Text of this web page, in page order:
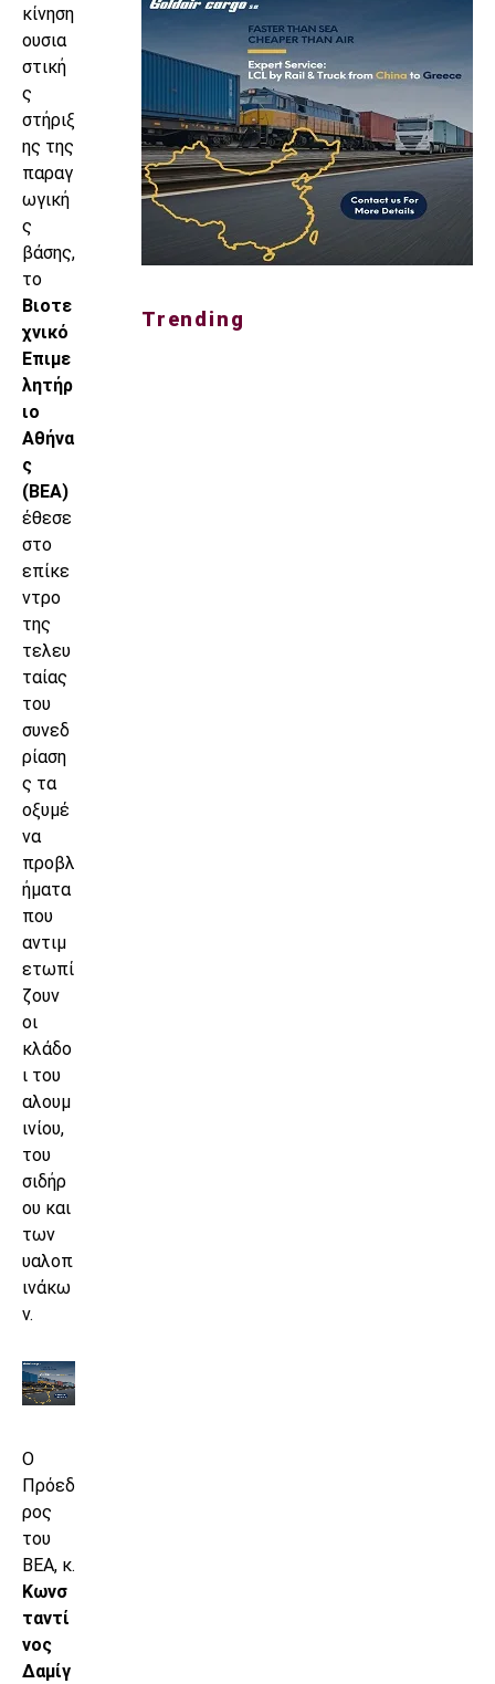
κίνηση
ουσια
στική
ς
στήριξ
ης της
παραγ
ωγική
ς
βάσης,
το
Βιοτε
χνικό
Επιμε
λητήρ
ιο
Αθήνα
ς
(ΒΕΑ)
έθεσε
στο
επίκε
ντρο
της
τελευ
ταίας
του
συνεδ
ρίαση
ς τα
οξυμέ
να
προβλ
ήματα
που
αντιμ
ετωπί
ζουν
οι
κλάδο
ι του
αλουμ
ινίου,
του
σιδήρ
ου και
των
υαλοπ
ινάκω
ν.
Ο
Πρόεδ
ρος
του
ΒΕΑ, κ.
Κωνσ
ταντί
νος
Δαμίγ
Trending